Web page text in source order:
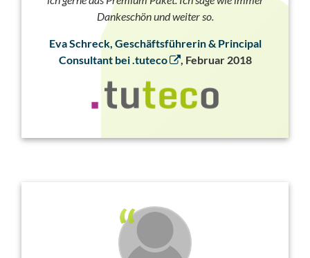
Dankeschön und weiter so.
Eva Schreck, Geschäftsführerin & Principal
Consultant bei .tuteco
, Februar 2018